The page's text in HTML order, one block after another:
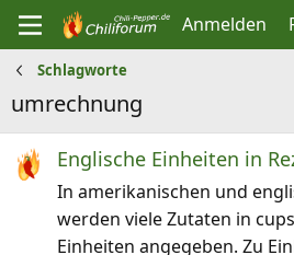
Anmelden
Schlagworte
umrechnung
Englische Einheiten in
In amerikanischen und
werden viele Zutaten in
Einheiten angegeben. Zu